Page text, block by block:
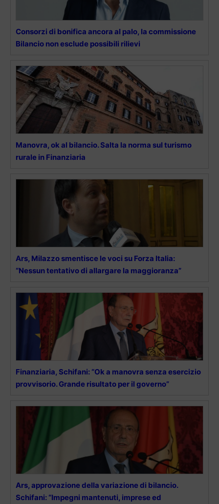
Consorzi di bonifica ancora al palo, la commissione
Bilancio non esclude possibili rilievi
Manovra, ok al bilancio. Salta la norma sul turismo
rurale in Finanziaria
Ars, Milazzo smentisce le voci su Forza Italia:
“Nessun tentativo di allargare la maggioranza”
Finanziaria, Schifani: “Ok a manovra senza esercizio
provvisorio. Grande risultato per il governo”
Ars, approvazione della variazione di bilancio.
Schifani: “Impegni mantenuti, imprese ed